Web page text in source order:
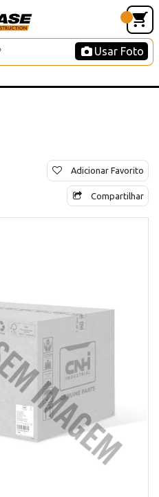
Usar Foto
Adicionar Favorito
Compartilhar